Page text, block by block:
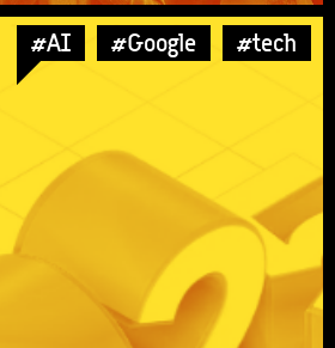
#AI #Google #tech